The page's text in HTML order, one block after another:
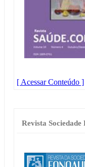
[ Acessar Conteúdo ]
Revista